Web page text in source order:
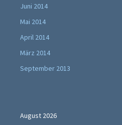
Juni 2014
Mai 2014
April 2014
März 2014
September 2013
August 2026